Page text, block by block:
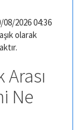
2026 04:36
olarak
Ne